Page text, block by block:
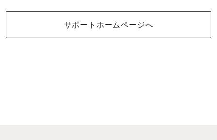
サポートホームページへ